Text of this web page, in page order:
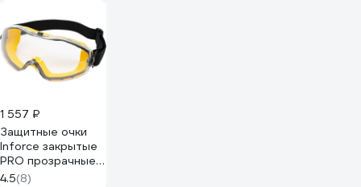
1 557 ₽
Защитные очки
Inforce закрытые
PRO прозрачные
линзы 04-24-02
4.5(8)